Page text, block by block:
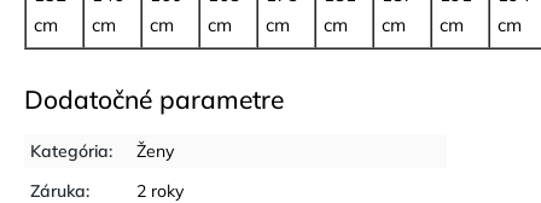
cm
cm
cm
cm
cm
cm
cm
cm
cm
Dodatočné parametre
Kategória:
Ženy
Záruka:
2 roky